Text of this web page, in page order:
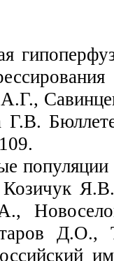
Г.В.
Козичук
Д.О.,